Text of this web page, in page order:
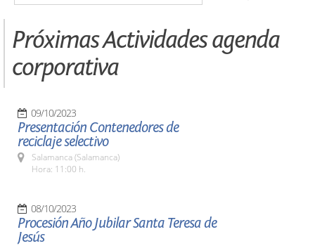
Próximas Actividades agenda
corporativa
09/10/2023
Presentación Contenedores de
reciclaje selectivo
Salamanca (Salamanca)
Hora: 11:00 h.
08/10/2023
Procesión Año Jubilar Santa Teresa de
Jesús